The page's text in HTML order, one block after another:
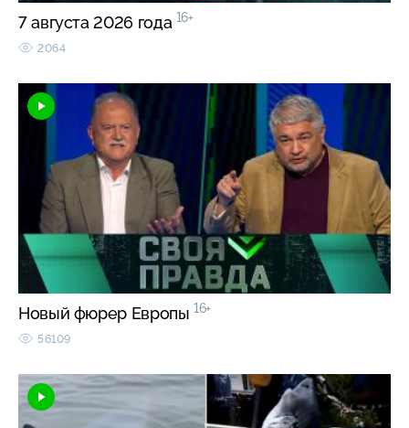
7 августа 2026 года 16+
2064
Новый фюрер Европы 16+
56109